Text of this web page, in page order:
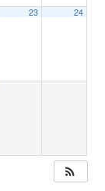
23 24